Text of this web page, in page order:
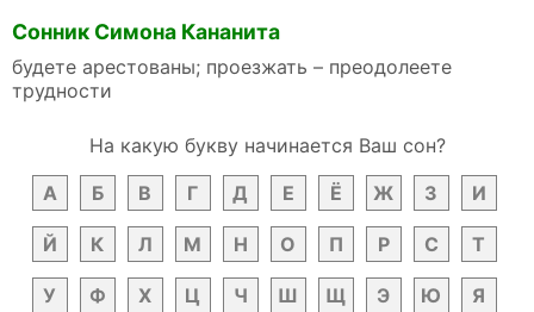
Сонник Симона Кананита
будете арестованы; проезжать – преодолеете
трудности
На какую букву начинается Ваш сон?
А
Б В Г Д Е Ё Ж З И
Й К Л М Н О П Р С Т
У Ф Х Ц Ч Ш Щ Э Ю Я